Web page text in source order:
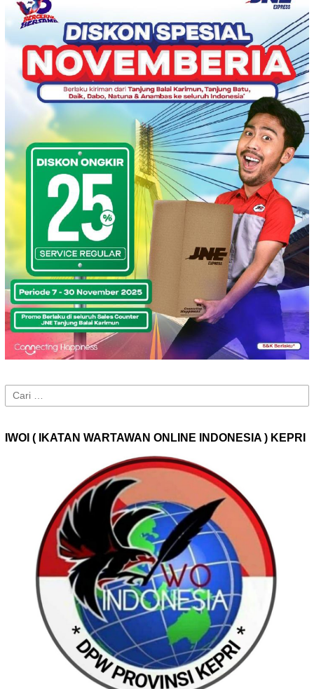
Cari
untuk:
IWOI ( IKATAN WARTAWAN ONLINE INDONESIA ) KEPRI